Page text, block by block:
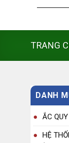
TRANG
DANH
ẮC
HỆ